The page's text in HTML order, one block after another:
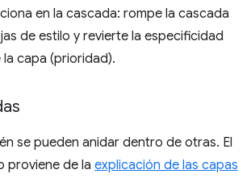
en la cascada: rompe la cascada
de estilo y revierte la especificidad
la capa (prioridad).
se pueden anidar dentro de otras. El
proviene de la explicación de las capas